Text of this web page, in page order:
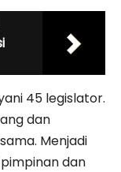
45 legislator.
dan
Menjadi
dan